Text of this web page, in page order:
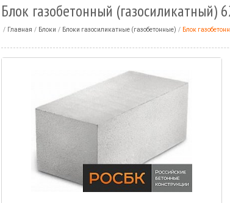
Блок газобетонный
Главная Блоки Блоки газосиликатные (газобетонные) Блок